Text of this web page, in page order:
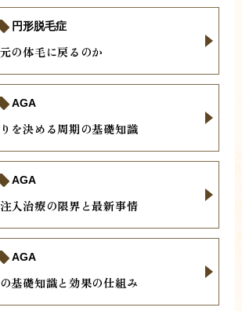
の体毛に戻るのか
円形脱毛症
を決める周期の基礎知識
AGA
入治療の限界と最新事情
AGA
基礎知識と効果の仕組み
AGA